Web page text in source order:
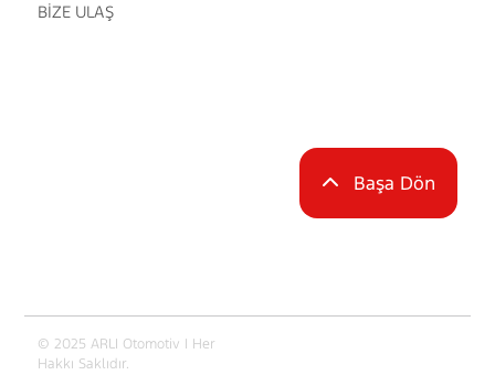
BİZE ULAŞ
Başa Dön
© 2025 ARLI Otomotiv | Her
Hakkı Saklıdır.